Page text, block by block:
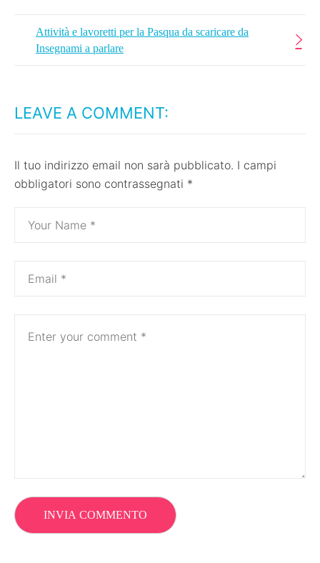
Attività e lavoretti per la Pasqua da scaricare da
Insegnami a parlare
LEAVE A COMMENT:
Il tuo indirizzo email non sarà pubblicato. I campi
obbligatori sono contrassegnati *